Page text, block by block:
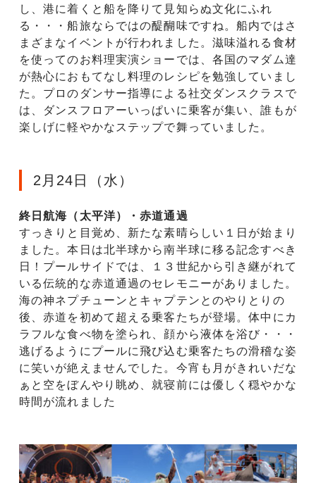
し、港に着くと船を降りて見知らぬ文化にふれ
る・・・船旅ならではの醍醐味ですね。船内ではさ
まざまなイベントが行われました。滋味溢れる食材
を使ってのお料理実演ショーでは、各国のマダム達
が熱心におもてなし料理のレシピを勉強していまし
た。プロのダンサー指導による社交ダンスクラスで
は、ダンスフロアーいっぱいに乗客が集い、誰もが
楽しげに軽やかなステップで舞っていました。
2月24日（水）
終日航海（太平洋）・赤道通過
すっきりと目覚め、新たな素晴らしい１日が始まり
ました。本日は北半球から南半球に移る記念すべき
日！プールサイドでは、１３世紀から引き継がれて
いる伝統的な赤道通過のセレモニーがありました。
海の神ネプチューンとキャプテンとのやりとりの
後、赤道を初めて超える乗客たちが登場。体中にカ
ラフルな食べ物を塗られ、顔から液体を浴び・・・
逃げるようにプールに飛び込む乗客たちの滑稽な姿
に笑いが絶えませんでした。今宵も月がきれいだな
ぁと空をぼんやり眺め、就寝前には優しく穏やかな
時間が流れました